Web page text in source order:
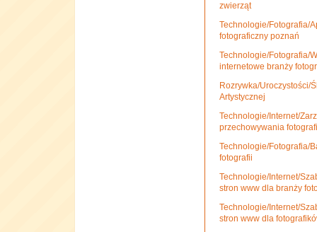
zwierząt
Technologie/Fotografia/
fotograficzny poznań
Technologie/Fotografia/
internetowe branży
Rozrywka/Uroczystości/
Artystycznej
Technologie/Internet/
przechowywania
Technologie/Fotografia/
fotografii
Technologie/Internet/
stron www dla branży
Technologie/Internet/
stron www dla